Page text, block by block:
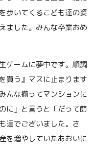
歩いてくるこども達の姿
ました。みんな卒業おめ
ゲームに夢中です。順調
買う』マスに止まります
んな揃ってマンションに
に」と言うと「だって節
達でございました。さ
を増やしていたあおいに